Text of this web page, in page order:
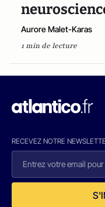
Aurore Malet-Karas
1 min de lecture
RECEVEZ NOTRE